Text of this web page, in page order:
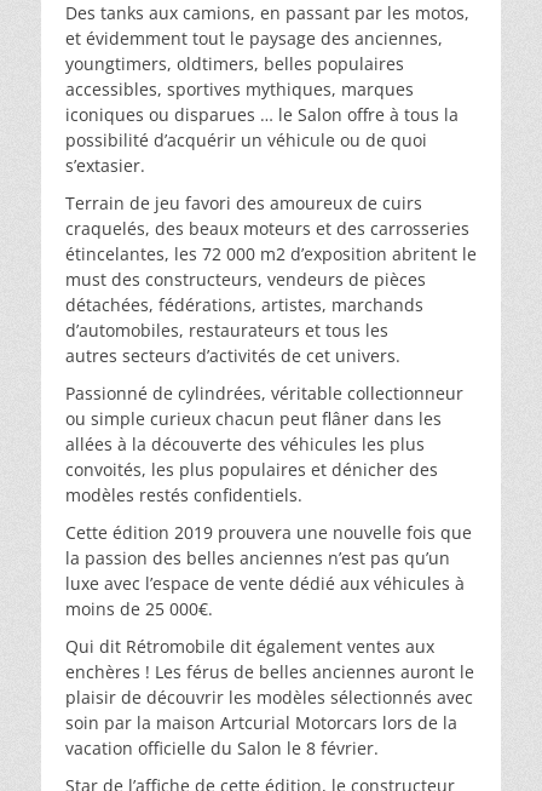
Des tanks aux camions, en passant par les motos,
et évidemment tout le paysage des anciennes,
youngtimers, oldtimers, belles populaires
accessibles, sportives mythiques, marques
iconiques ou disparues … le Salon offre à tous la
possibilité d’acquérir un véhicule ou de quoi
s’extasier.
Terrain de jeu favori des amoureux de cuirs
craquelés, des beaux moteurs et des carrosseries
étincelantes, les 72 000 m2 d’exposition abritent le
must des constructeurs, vendeurs de pièces
détachées, fédérations, artistes, marchands
d’automobiles, restaurateurs et tous les
autres secteurs d’activités de cet univers.
Passionné de cylindrées, véritable collectionneur
ou simple curieux chacun peut flâner dans les
allées à la découverte des véhicules les plus
convoités, les plus populaires et dénicher des
modèles restés confidentiels.
Cette édition 2019 prouvera une nouvelle fois que
la passion des belles anciennes n’est pas qu’un
luxe avec l’espace de vente dédié aux véhicules à
moins de 25 000€.
Qui dit Rétromobile dit également ventes aux
enchères ! Les férus de belles anciennes auront le
plaisir de découvrir les modèles sélectionnés avec
soin par la maison Artcurial Motorcars lors de la
vacation officielle du Salon le 8 février.
Star de l’affiche de cette édition, le constructeur